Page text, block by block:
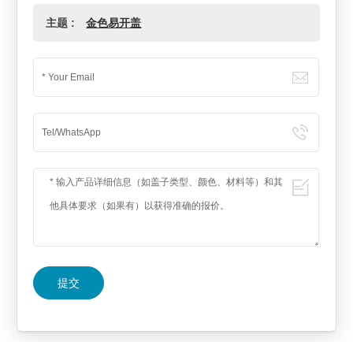
主题 : 金色易开盖
提交